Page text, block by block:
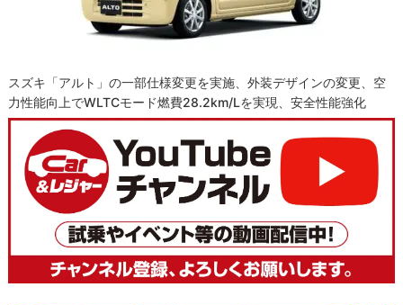
スズキ「アルト」の一部仕様変更を実施、外装デザインの変更、空
力性能向上でWLTCモード燃費28.2km/Lを実現、安全性能強化